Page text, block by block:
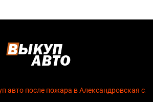
подготовку документов и
можетевыкуп авто после пожара в
именно нас для выкуп
в Александровская
авто после пожара в Александровская